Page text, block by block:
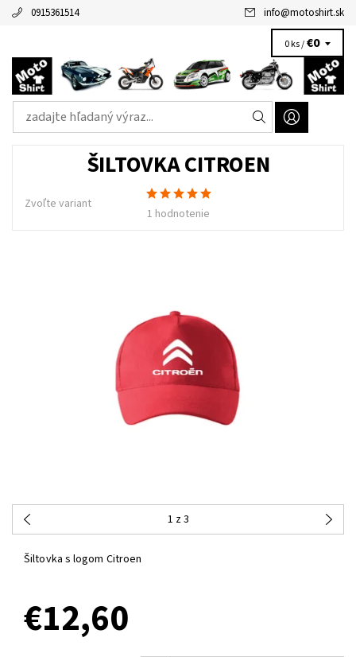
0915361514 info@motoshirt.sk
0 ks /€0
ŠILTOVKA CITROEN
Zvoľte variant
1 hodnotenie
1 z 3
Šiltovka s logom Citroen
€12,60